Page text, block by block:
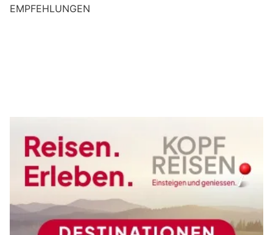
EMPFEHLUNGEN